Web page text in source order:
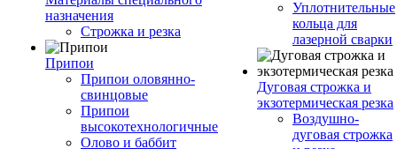
назначения
Строжка и резка
Припои
Припои оловянно-
свинцовые
Припои
высокотехнологичные
Олово и баббит
Уплотнительные
кольца для
лазерной сварки
Дуговая строжка и
экзотермическая резка
Воздушно-
дуговая строжка